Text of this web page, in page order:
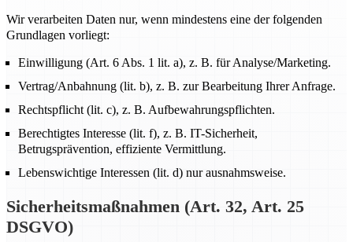
Wir verarbeiten Daten nur, wenn mindestens eine der folgenden
Grundlagen vorliegt:
Einwilligung (Art. 6 Abs. 1 lit. a), z. B. für Analyse/Marketing.
Vertrag/Anbahnung (lit. b), z. B. zur Bearbeitung Ihrer Anfrage.
Rechtspflicht (lit. c), z. B. Aufbewahrungspflichten.
Berechtigtes Interesse (lit. f), z. B. IT-Sicherheit,
Betrugsprävention, effiziente Vermittlung.
Lebenswichtige Interessen (lit. d) nur ausnahmsweise.
Sicherheitsmaßnahmen (Art. 32, Art. 25
DSGVO)